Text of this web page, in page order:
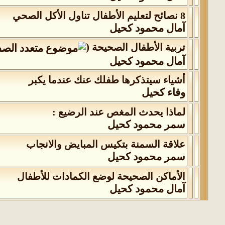
8 نصائح لتعليم الأطفال تناول الأكل الصحي
آمال محمود كحيل
تربية الأطفال الصحيحة (
آمال محمود كحيل
أشياء سيتذكرها طفلك عنك عندما يكبر
وفاء كحيل
لماذا يحدث المغص عند الرضيع :
سمر محمود كحيل
علاقة السمنة بتكيس المبايض والانجاب
سمر محمود كحيل
الأماكن الصحيحة لوضع الكمادات للأطفال
آمال محمود كحيل